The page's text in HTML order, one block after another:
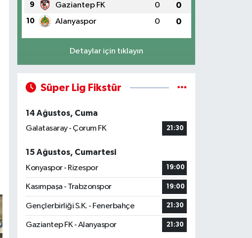
9 Gaziantep FK 0 0
10 Alanyaspor 0 0
Detaylar için tıklayın
Süper Lig Fikstür
14 Ağustos, Cuma
Galatasaray - Çorum FK
21:30
15 Ağustos, Cumartesi
Konyaspor - Rizespor
19:00
Kasımpaşa - Trabzonspor 19:00
Gençlerbirliği S.K. - Fenerbahçe 21:30
Gaziantep FK - Alanyaspor 21:30